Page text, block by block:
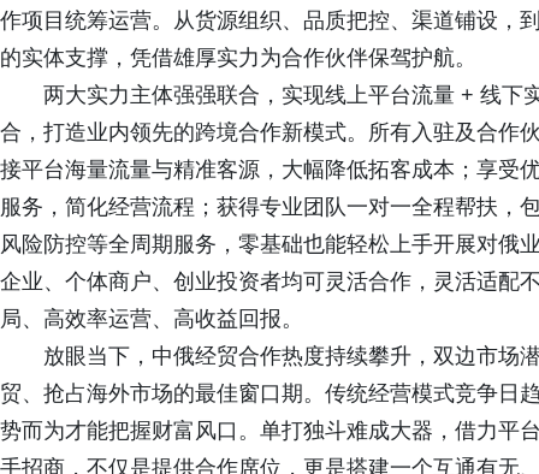
作项目统筹运营。从货源组织、品质把控、渠道铺设，
的实体支撑，凭借雄厚实力为合作伙伴保驾护航。
两大实力主体强强联合，实现线上平台流量 + 线
合，打造业内领先的跨境合作新模式。所有入驻及合作
接平台海量流量与精准客源，大幅降低拓客成本；享受
服务，简化经营流程；获得专业团队一对一全程帮扶，
风险防控等全周期服务，零基础也能轻松上手开展对俄
企业、个体商户、创业投资者均可灵活合作，灵活适配
局、高效率运营、高收益回报。
放眼当下，中俄经贸合作热度持续攀升，双边市场
贸、抢占海外市场的最佳窗口期。传统经营模式竞争日
势而为才能把握财富风口。单打独斗难成大器，借力平
手招商，不仅是提供合作席位，更是搭建一个互通有无